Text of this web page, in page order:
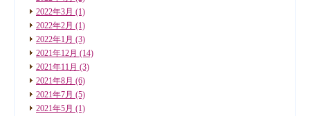
2022年3月 (1)
2022年2月 (1)
2022年1月 (3)
2021年12月 (14)
2021年11月 (3)
2021年8月 (6)
2021年7月 (5)
2021年5月 (1)